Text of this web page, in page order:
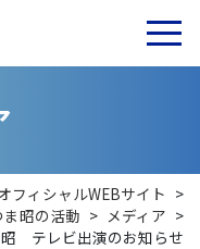
フィシャルWEBサイト >
ま昭の活動 > メディア >
テレビ出演のお知らせ